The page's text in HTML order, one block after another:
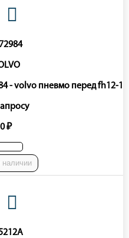
- volvo пневмо перед fh12-16
0 ₽
наличии